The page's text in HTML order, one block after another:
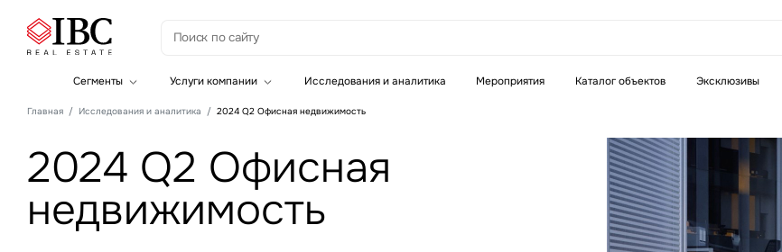
Сегменты
Складская недвижимость
Услуги компании
Земельные активы и девелопмент
Офисная недвижимость
Складская недвижимость
Торговая недвижимость
Стратегический консалтинг
Исследования и аналитика
Исследования и аналитика Мероприятия Каталог объектов Эксклюзивы
Главная Исследования и аналитика 2024 Q2 Офисная недвижимость
2024 Q2 Офисная
недвижимость
Заказать звонок
WhatsApp Telegram
Это обязательное поле
Введен неверный формат